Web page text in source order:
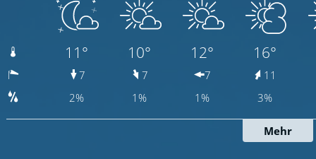
11° 10° 12° 16°
7 7 7
11
2%
1% 1% 3%
Mehr